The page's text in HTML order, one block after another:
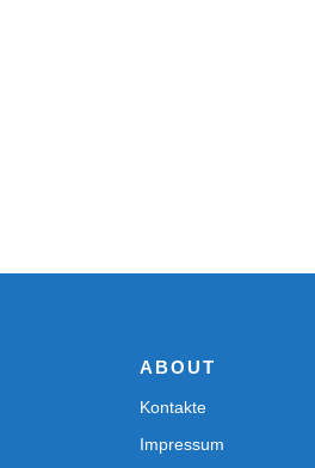
ABOUT
Kontakte
Impressum